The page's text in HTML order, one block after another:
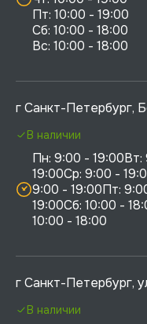
Пт: 10:00 - 19:00
Сб: 10:00 - 18:00
г Санкт-Петербург,
Пн: 9:00 - 19:00Вт:
19:00Ср: 9:00 -
9:00 - 19:00Пт:
19:00Сб: 10:00 -
10:00 - 18:00
В наличии
г Санкт-Петербург,
В наличии